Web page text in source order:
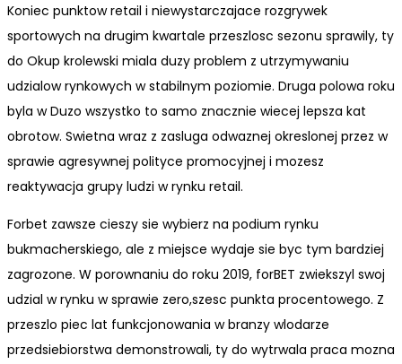
Koniec punktow retail i niewystarczajace rozgrywek
sportowych na drugim kwartale przeszlosc sezonu sprawily, ty
do Okup krolewski miala duzy problem z utrzymywaniu
udzialow rynkowych w stabilnym poziomie. Druga polowa roku
byla w Duzo wszystko to samo znacznie wiecej lepsza kat
obrotow. Swietna wraz z zasluga odwaznej okreslonej przez w
sprawie agresywnej polityce promocyjnej i mozesz
reaktywacja grupy ludzi w rynku retail.
Forbet zawsze cieszy sie wybierz na podium rynku
bukmacherskiego, ale z miejsce wydaje sie byc tym bardziej
zagrozone. W porownaniu do roku 2019, forBET zwiekszyl swoj
udzial w rynku w sprawie zero,szesc punkta procentowego. Z
przeszlo piec lat funkcjonowania w branzy wlodarze
przedsiebiorstwa demonstrowali, ty do wytrwala praca mozna